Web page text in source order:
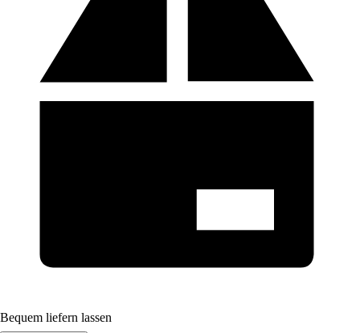
Bequem liefern lassen